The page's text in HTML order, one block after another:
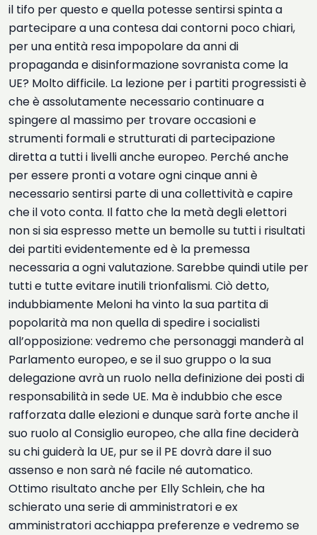
il tifo per questo e quella potesse sentirsi spinta a
partecipare a una contesa dai contorni poco chiari,
per una entità resa impopolare da anni di
propaganda e disinformazione sovranista come la
UE? Molto difficile. La lezione per i partiti progressisti è
che è assolutamente necessario continuare a
spingere al massimo per trovare occasioni e
strumenti formali e strutturati di partecipazione
diretta a tutti i livelli anche europeo. Perché anche
per essere pronti a votare ogni cinque anni è
necessario sentirsi parte di una collettività e capire
che il voto conta. Il fatto che la metà degli elettori
non si sia espresso mette un bemolle su tutti i risultati
dei partiti evidentemente ed è la premessa
necessaria a ogni valutazione. Sarebbe quindi utile per
tutti e tutte evitare inutili trionfalismi. Ciò detto,
indubbiamente Meloni ha vinto la sua partita di
popolarità ma non quella di spedire i socialisti
all’opposizione: vedremo che personaggi manderà al
Parlamento europeo, e se il suo gruppo o la sua
delegazione avrà un ruolo nella definizione dei posti di
responsabilità in sede UE. Ma è indubbio che esce
rafforzata dalle elezioni e dunque sarà forte anche il
suo ruolo al Consiglio europeo, che alla fine deciderà
su chi guiderà la UE, pur se il PE dovrà dare il suo
assenso e non sarà né facile né automatico.
Ottimo risultato anche per Elly Schlein, che ha
schierato una serie di amministratori e ex
amministratori acchiappa preferenze e vedremo se